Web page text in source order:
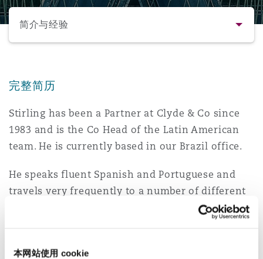
本网站使用 cookie
MRO (Maintenance, Repair &
Non-Contentious
Healthcare
Insurance Coverage
管法规与调查
尔本
斯
萨斯城
杉矶
塞尔多夫
拉斯哥（G1大厦）
简介与经验
业务领域
完整简历
Stirling has been a Partner at Clyde & Co since
1983 and is the Co Head of the Latin American
team. He is currently based in our Brazil office.
He speaks fluent Spanish and Portuguese and
travels very frequently to a number of different
energy, shipping and offshore, and insurance. He